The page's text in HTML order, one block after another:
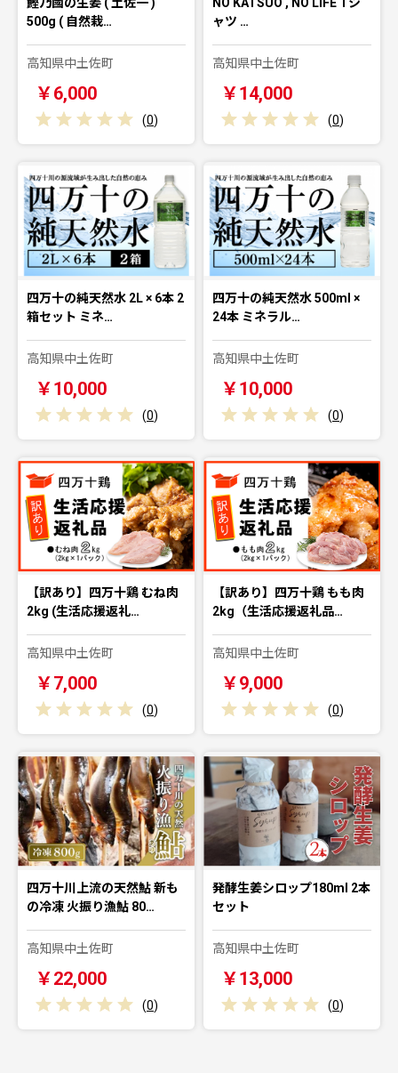
500g ( 自然栽…
高知県中土佐町
￥6,000
(0)
ャツ …
高知県中土佐町
￥14,000
(0)
四万十の純天然水 2L × 6本 2
箱セット ミネ…
高知県中土佐町
￥10,000
(0)
四万十の純天然水 500ml ×
24本 ミネラル…
高知県中土佐町
￥10,000
(0)
【訳あり】四万十鶏 むね肉
2kg (生活応援返礼…
高知県中土佐町
￥7,000
(0)
【訳あり】四万十鶏 もも肉
2kg（生活応援返礼品…
高知県中土佐町
￥9,000
(0)
四万十川上流の天然鮎 新も
の冷凍 火振り漁鮎 80…
高知県中土佐町
￥22,000
(0)
発酵生姜シロップ180ml 2本
セット
高知県中土佐町
￥13,000
(0)